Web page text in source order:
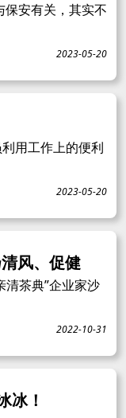
保安有关，其实不
2023-05-20
用工作上的便利
2023-05-20
风、促健
清茶典”企业家沙
2022-10-31
冰！